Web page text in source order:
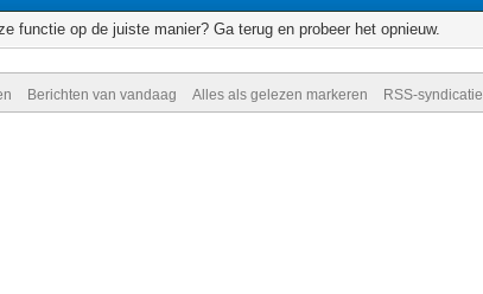
functie op de juiste manier? Ga terug en probeer het opnieuw.
Berichten van vandaag Alles als gelezen markeren RSS-syndicatie